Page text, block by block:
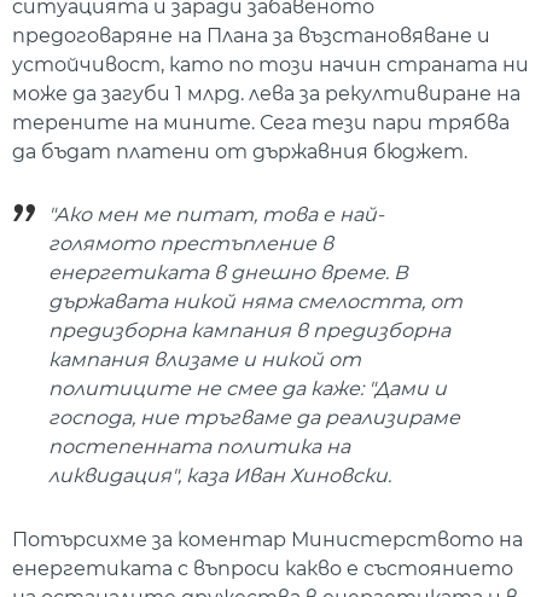
ситуацията и заради забавеното
предоговаряне на Плана за възстановяване и
устойчивост, като по този начин страната ни
може да загуби 1 млрд. лева за рекултивиране на
терените на мините. Сега тези пари трябва
да бъдат платени от държавния бюджет.
"Ако мен ме питат, това е най-
голямото престъпление в
енергетиката в днешно време. В
държавата никой няма смелостта, от
предизборна кампания в предизборна
кампания влизаме и никой от
политиците не смее да каже: "Дами и
господа, ние тръгваме да реализираме
постепенната политика на
ликвидация", каза Иван Хиновски.
Потърсихме за коментар Министерството на
енергетиката с въпроси какво е състоянието